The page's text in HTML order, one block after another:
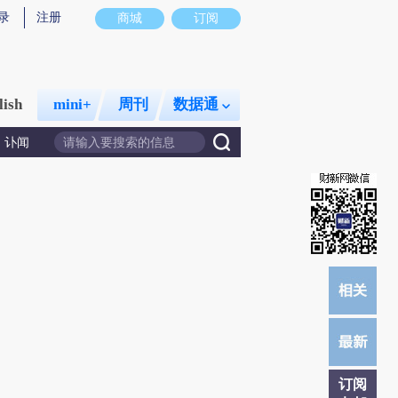
商城 订阅
注册
mini+ 周刊 数据通
讣闻
订阅